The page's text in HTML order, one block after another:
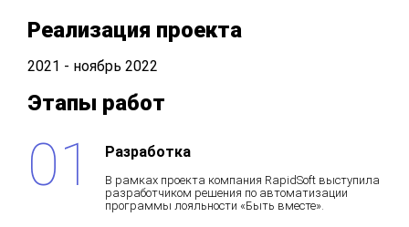
Реализация проекта
2021 - ноябрь 2022
Этапы работ
Разработка
В рамках проекта компания RapidSoft выступила
разработчиком решения по автоматизации
программы лояльности «Быть вместе».